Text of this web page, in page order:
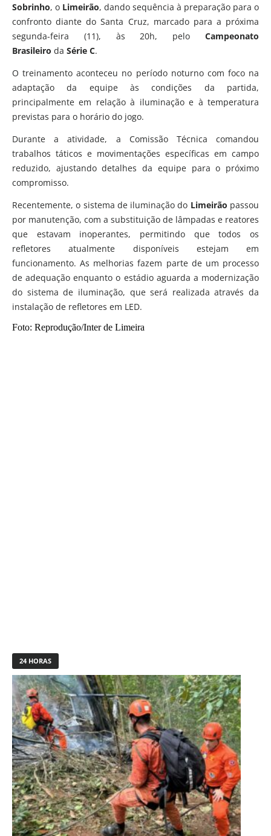
Sobrinho, o Limeirão, dando sequência à preparação para o
confronto diante do Santa Cruz, marcado para a próxima
segunda-feira (11), às 20h, pelo Campeonato
Brasileiro da Série C.
O treinamento aconteceu no período noturno com foco na
adaptação da equipe às condições da partida,
principalmente em relação à iluminação e à temperatura
previstas para o horário do jogo.
Durante a atividade, a Comissão Técnica comandou
trabalhos táticos e movimentações específicas em campo
reduzido, ajustando detalhes da equipe para o próximo
compromisso.
Recentemente, o sistema de iluminação do Limeirão passou
por manutenção, com a substituição de lâmpadas e reatores
que estavam inoperantes, permitindo que todos os
refletores atualmente disponíveis estejam em
funcionamento. As melhorias fazem parte de um processo
de adequação enquanto o estádio aguarda a modernização
do sistema de iluminação, que será realizada através da
instalação de refletores em LED.
Foto: Reprodução/Inter de Limeira
24 HORAS